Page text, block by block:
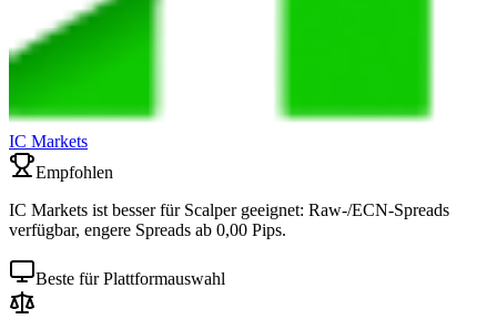
IC Markets
Empfohlen
IC Markets ist besser für Scalper geeignet: Raw-/ECN-Spreads
verfügbar, engere Spreads ab 0,00 Pips.
Beste für Plattformauswahl